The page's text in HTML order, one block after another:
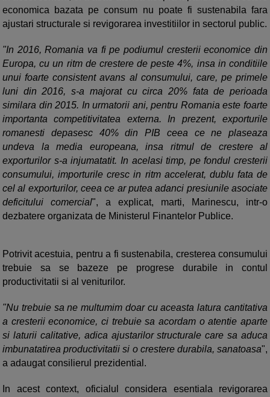
economica bazata pe consum nu poate fi sustenabila fara
ajustari structurale si revigorarea investitiilor in sectorul public.
"In 2016, Romania va fi pe podiumul cresterii economice din
Europa, cu un ritm de crestere de peste 4%, insa in conditiile
unui foarte consistent avans al consumului, care, pe primele
luni din 2016, s-a majorat cu circa 20% fata de perioada
similara din 2015. In urmatorii ani, pentru Romania este foarte
importanta competitivitatea externa. In prezent, exporturile
romanesti depasesc 40% din PIB ceea ce ne plaseaza
undeva la media europeana, insa ritmul de crestere al
exporturilor s-a injumatatit. In acelasi timp, pe fondul cresterii
consumului, importurile cresc in ritm accelerat, dublu fata de
cel al exporturilor, ceea ce ar putea adanci presiunile asociate
deficitului comercial", a explicat, marti, Marinescu, intr-o
dezbatere organizata de Ministerul Finantelor Publice.
Potrivit acestuia, pentru a fi sustenabila, cresterea consumului
trebuie sa se bazeze pe progrese durabile in contul
productivitatii si al veniturilor.
"Nu trebuie sa ne multumim doar cu aceasta latura cantitativa
a cresterii economice, ci trebuie sa acordam o atentie aparte
si laturii calitative, adica ajustarilor structurale care sa aduca
imbunatatirea productivitatii si o crestere durabila, sanatoasa",
a adaugat consilierul prezidential.
In acest context, oficialul considera esentiala revigorarea